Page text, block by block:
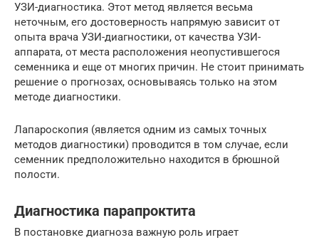
УЗИ-диагностика. Этот метод является весьма
неточным, его достоверность напрямую зависит от
опыта врача УЗИ-диагностики, от качества УЗИ-
аппарата, от места расположения неопустившегося
семенника и еще от многих причин. Не стоит принимать
решение о прогнозах, основываясь только на этом
методе диагностики.
Лапароскопия (является одним из самых точных
методов диагностики) проводится в том случае, если
семенник предположительно находится в брюшной
полости.
Диагностика парапроктита
В постановке диагноза важную роль играет